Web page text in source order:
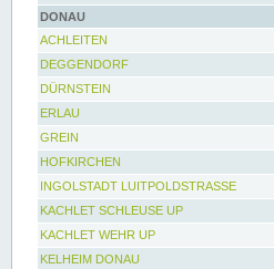
DONAU
ACHLEITEN
DEGGENDORF
DÜRNSTEIN
ERLAU
GREIN
HOFKIRCHEN
INGOLSTADT LUITPOLDSTRASSE
KACHLET SCHLEUSE UP
KACHLET WEHR UP
KELHEIM DONAU